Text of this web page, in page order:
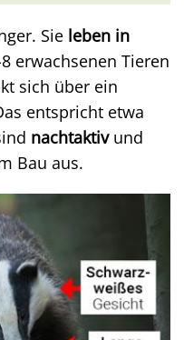
Sie leben in
erwachsenen Tieren
sich über ein
entspricht etwa
nachtaktivund
Bau aus.